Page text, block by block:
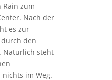
Rain zum
Nach der
es zur
den
Natürlich steht
nichts im Weg.